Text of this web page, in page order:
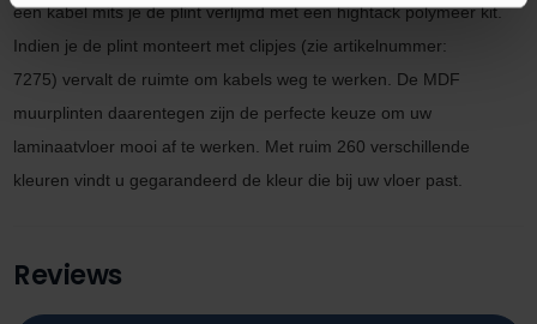
een kabel mits je de plint verlijmd met eenhightack polymeer kit.
Indien je de plint monteert met clipjes (zie artikelnummer:
7275) vervalt de ruimte om kabels weg te werken. De MDF
muurplinten daarentegen zijn de perfecte keuze om uw
laminaatvloer mooi af te werken. Met ruim 260 verschillende
kleuren vindt u gegarandeerd de kleur die bij uw vloer past.
Reviews